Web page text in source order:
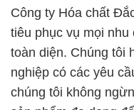
Công ty Hóa chất
tiêu phục vụ mọi nhu
toàn diện. Chúng tôi
nghiệp có các yêu
chúng tôi không